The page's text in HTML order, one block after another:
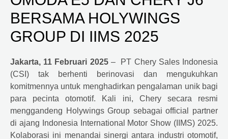
BERSAMA HOLYWINGS
GROUP DI IIMS 2025
Jakarta, 11 Februari 2025 – PT CherySales Indonesia
(CSI) tak berhenti berinovasi dan mengukuhkan
komitmennya untuk menghadirkan pengalaman unik bagi
para pecinta otomotif. Kali ini, Chery secara resmi
menggandeng Holywings Group sebagai official partner
di ajang Indonesia International Motor Show (IIMS) 2025.
Kolaborasi ini menandai sinergi antara industri otomotif,